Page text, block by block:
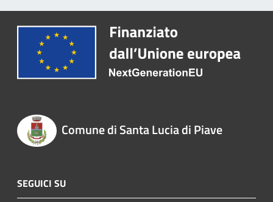
Comune di Santa Lucia di Piave
SEGUICI SU